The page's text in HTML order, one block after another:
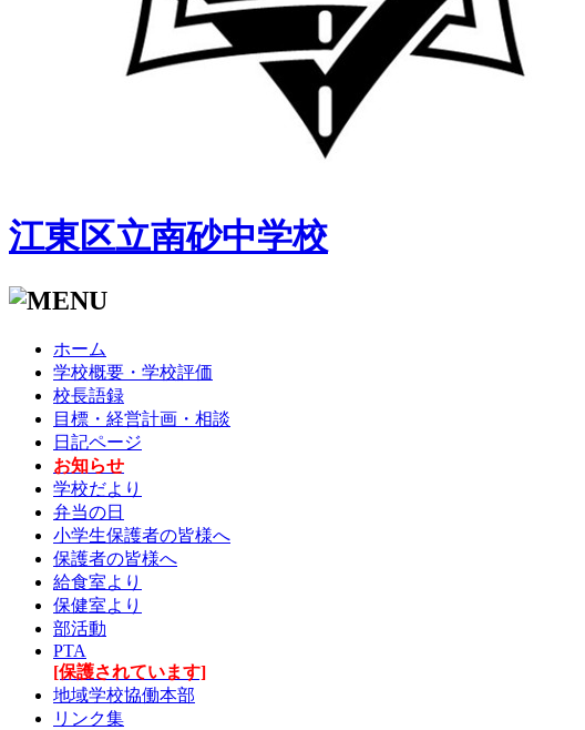
江東区立南砂中学校
ホーム
学校概要・学校評価
校長語録
目標・経営計画・相談
日記ページ
お知らせ
学校だより
弁当の日
小学生保護者の皆様へ
保護者の皆様へ
給食室より
保健室より
部活動
PTA
[保護されています]
地域学校協働本部
リンク集